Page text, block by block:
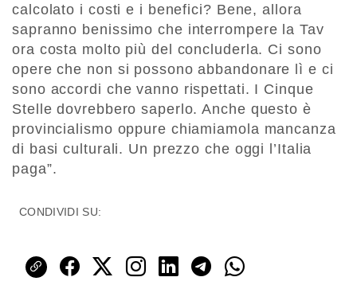
calcolato i costi e i benefici? Bene, allora
sapranno benissimo che interrompere la Tav
ora costa molto più del concluderla. Ci sono
opere che non si possono abbandonare lì e ci
sono accordi che vanno rispettati. I Cinque
Stelle dovrebbero saperlo. Anche questo è
provincialismo oppure chiamiamola mancanza
di basi culturali. Un prezzo che oggi l’Italia
paga”.
CONDIVIDI SU: